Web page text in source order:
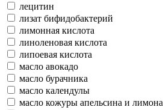
лецитин
лизат бифидобактерий
лимонная кислота
линоленовая кислота
липоевая кислота
масло авокадо
масло бурачника
масло календулы
масло кожуры апельсина и лимона